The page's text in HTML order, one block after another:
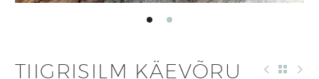
TIIGRISILM KÄEVÕRU